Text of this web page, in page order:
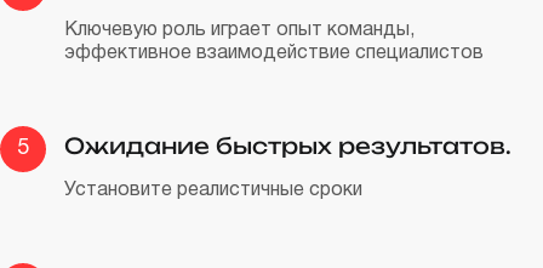
Ключевую роль играет опыт команды,
эффективное взаимодействие специалистов
5 Ожидание быстрых результатов.
Установите реалистичные сроки